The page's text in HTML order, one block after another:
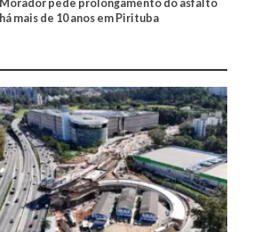
Morador pede prolongamento do asfalto
há mais de 10 anos em Pirituba